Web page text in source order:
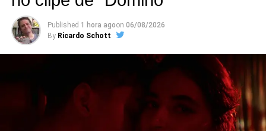
contracultural presente tanto na obra do poeta quanto na
identidade do grupo”, contam.
Foto: Divulgação
Published 1 hora agoon 06/08/2026
By Ricardo Schott